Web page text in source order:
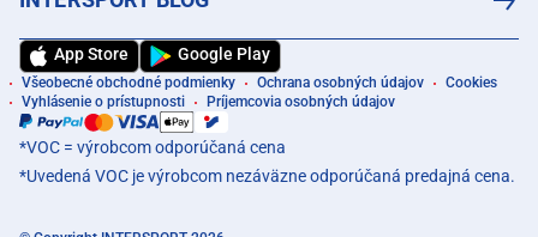
App Store Google Play
Všeobecné obchodné podmienky Ochrana osobných údajov
Cookies
Vyhlásenie o prístupnosti
Príjemcovia osobných údajov
*VOC = výrobcom odporúčaná cena
*Uvedená VOC je výrobcom nezáväzne odporúčaná predajná cena.